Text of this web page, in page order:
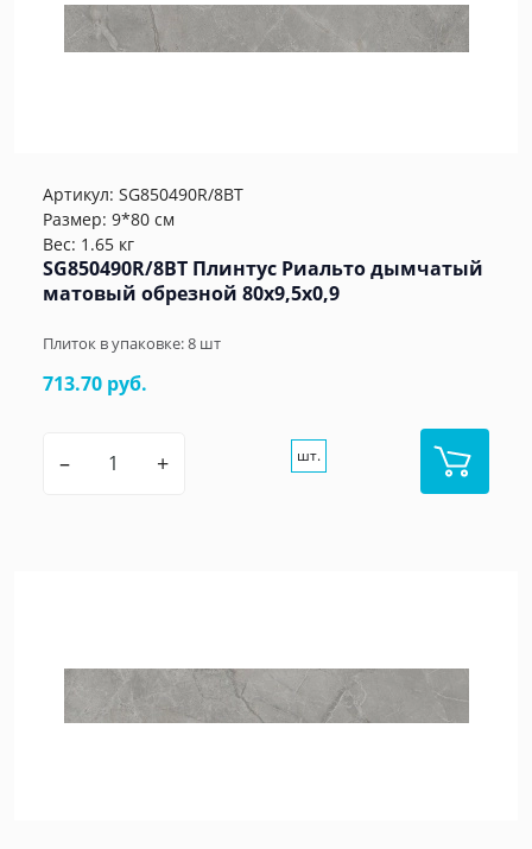
Артикул: SG850490R/8BT
Размер: 9*80 см
Вес: 1.65 кг
SG850490R/8BT Плинтус Риальто дымчатый
матовый обрезной 80x9,5x0,9
Плиток в упаковке:8 шт
713.70 руб.
– + шт.